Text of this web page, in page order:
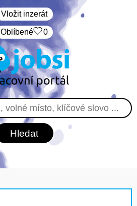
Vložit inzerát
Oblíbené 0